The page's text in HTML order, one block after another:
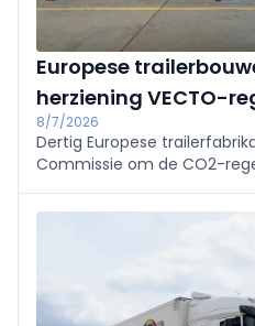
Europese
herziening VECTO-
8/7/2026
Dertig Europese
Commissie om de CO2-
VECTO-methodologie haar